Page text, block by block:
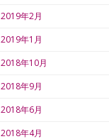
2019年2月
2019年1月
2018年10月
2018年9月
2018年6月
2018年4月